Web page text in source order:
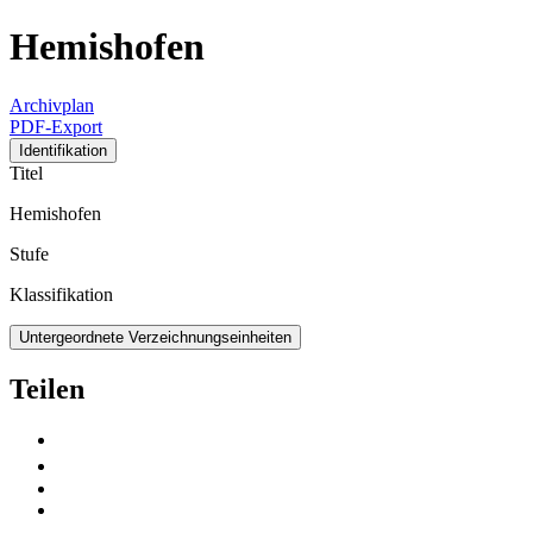
Hemishofen
Archivplan
PDF-Export
Identifikation
Titel
Hemishofen
Stufe
Klassifikation
Untergeordnete Verzeichnungseinheiten
Teilen